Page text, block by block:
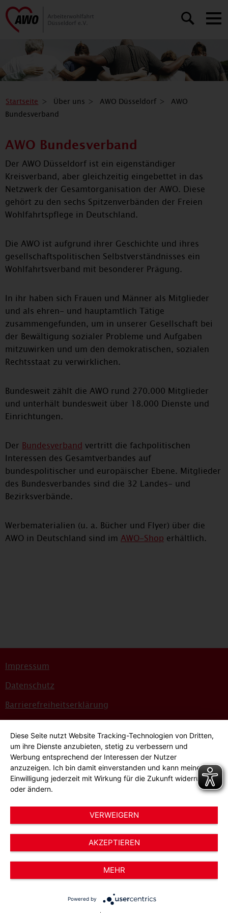
Startseite Über uns AWO Düsseldorf
AWO
Bundesverband
AWO Bundesverband
Der AWO Düsseldorf ist ein eigenständiger
Kreisverband, aber gleichzeitig eingebettet in das
Netzwerk der Gesamtorganisation der AWO. Diese
gehört zu den sechs Spitzenverbänden der Freien
Wohlfahrtspflege in Deutschland.
Die AWO ist aufgrund ihrer Geschichte und ihres
gesellschaftspolitischen Selbstverständnisses ein
Wohlfahrtsverband mit besonderer Prägung.
In ihr haben sich Frauen und Männer als Mitglieder
und als ehren- und hauptamtlich Tätige
zusammengefunden, um in unserer Gesellschaft bei
der Bewältigung sozialer Probleme und Aufgaben
mitzuwirken und um den demokratischen, sozialen
Rechtsstaat zu verwirklichen.
Bundesweit zählt die AWO rund 270.000 Mitglieder
und unterhält bundesweit über 18.000 Dienste und
Einrichtungen.
Der Bundesverband vertritt die fachpolitischen
Interessen des Gesamtverbandes auf
bundespolitischer und europäischer Ebene. Mitglieder
des Bundesverbandes sind die 32 Landes- und
Bezirksverbände.
Werbematerialien (u. a. Bücher und Flyer) über die
AWO in Deutschland sind im AWO-Shop erhältlich.
Impressum
Datenschutz
Barrierefreiheitserklärung
Bildnachweise
Hinweisgeber*innensystem
Cookie-Einstellungen
© 2026 AWO Düsseldorf – Arbeiterwohlfahrt e.V.
Diese Seite nutzt Website Tracking-Technologien von Dritten,
um ihre Dienste anzubieten, stetig zu verbessern und
Werbung entsprechend der Interessen der Nutzer
anzuzeigen. Ich bin damit einverstanden und kann meine
Einwilligung jederzeit mit Wirkung für die Zukunft widerrufen
oder ändern.
VERWEIGERN
AKZEPTIEREN
MEHR
Powered by